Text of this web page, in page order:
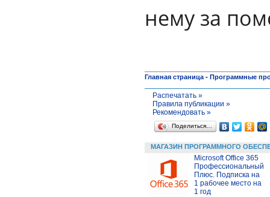
нему за
Главная страница - Программные
Распечатать »
Правила публикации »
Рекомендовать »
Поделиться…
МАГАЗИН ПРОГРАММНОГО
Microsoft Office 365
Профессиональный
Плюс. Подписка на
1 рабочее место на
1 год